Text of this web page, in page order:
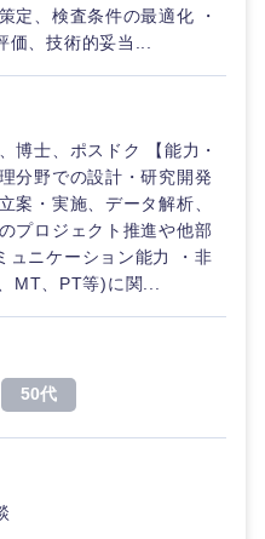
定、検査条件の最適化 ・
、技術的妥当...
博士、ポスドク 【能力・
分野での設計・研究開発
案・実施、データ解析、
プロジェクト推進や他部
ュニケーション能力 ・非
MT、PT等)に関...
50代